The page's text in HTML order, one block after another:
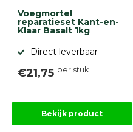
Voegmortel
reparatieset Kant-en-
Klaar Basalt 1kg
Direct leverbaar
€21,75 per stuk
Bekijk product